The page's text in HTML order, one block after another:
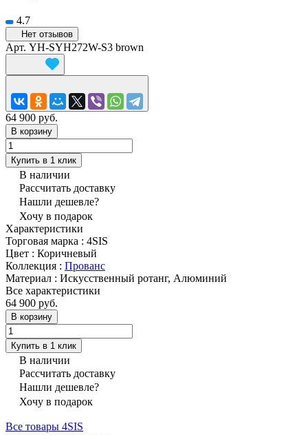
4.7
Нет отзывов
Арт. YH-SYH272W-S3 brown
64 900 руб.
В корзину
Купить в 1 клик
В наличии
Рассчитать доставку
Нашли дешевле?
Хочу в подарок
Характеристики
Торговая марка : 4SIS
Цвет : Коричневый
Коллекция : Прованс
Материал : Искусственный ротанг, Алюминий
Все характеристики
64 900 руб.
В корзину
Купить в 1 клик
В наличии
Рассчитать доставку
Нашли дешевле?
Хочу в подарок
Все товары 4SIS